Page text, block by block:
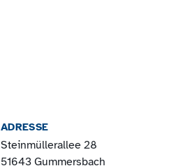
ADRESSE
Steinmüllerallee 28
51643 Gummersbach